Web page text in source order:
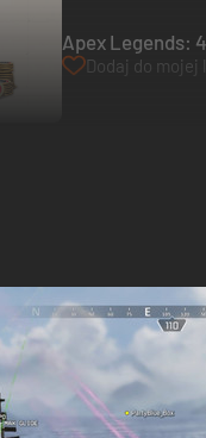
Apex Legends:
Dodaj do mojej